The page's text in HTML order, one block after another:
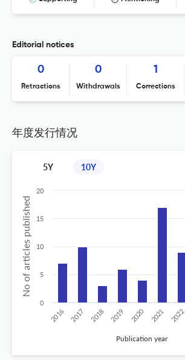
Editorial notices
0
Retractions
0
Withdrawals
1
Corrections
年度发行情况
5Y 10Y
No of articles published
Publication year
2016 2017 2018 2019 2020 2021 2022
0
5
10
15
20